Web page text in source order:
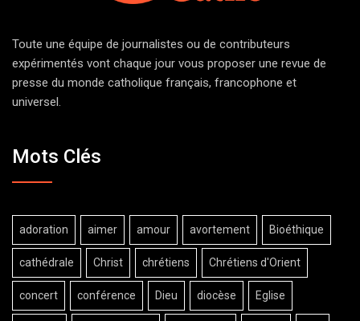
Toute une équipe de journalistes ou de contributeurs
expérimentés vont chaque jour vous proposer une revue de
presse du monde catholique français, francophone et
universel.
Mots Clés
adoration aimer amour avortement Bioéthique
cathédrale Christ chrétiens Chrétiens d'Orient
concert conférence Dieu diocèse Eglise